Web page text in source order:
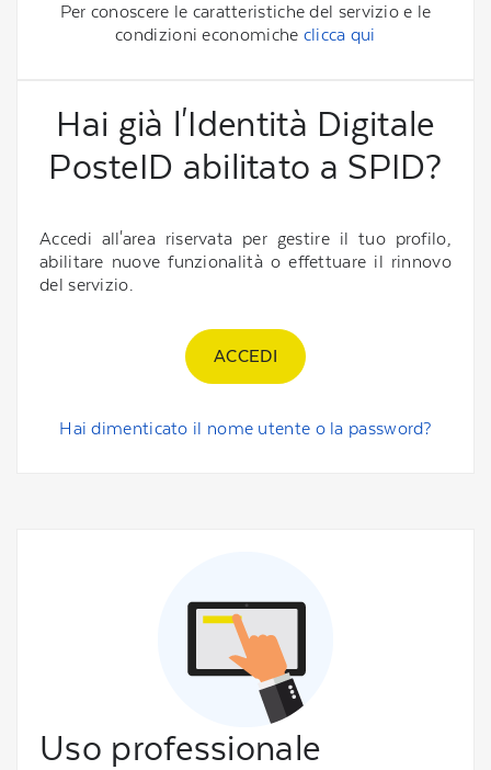
Per conoscere le caratteristiche del servizio e le
condizioni economiche clicca qui
Hai già l'Identità Digitale
PosteID abilitato a SPID?
Accedi all'area riservata per gestire il tuo profilo,
abilitare nuove funzionalità o effettuare il rinnovo
del servizio.
ACCEDI
Hai dimenticato il nome utente o la password?
Uso professionale